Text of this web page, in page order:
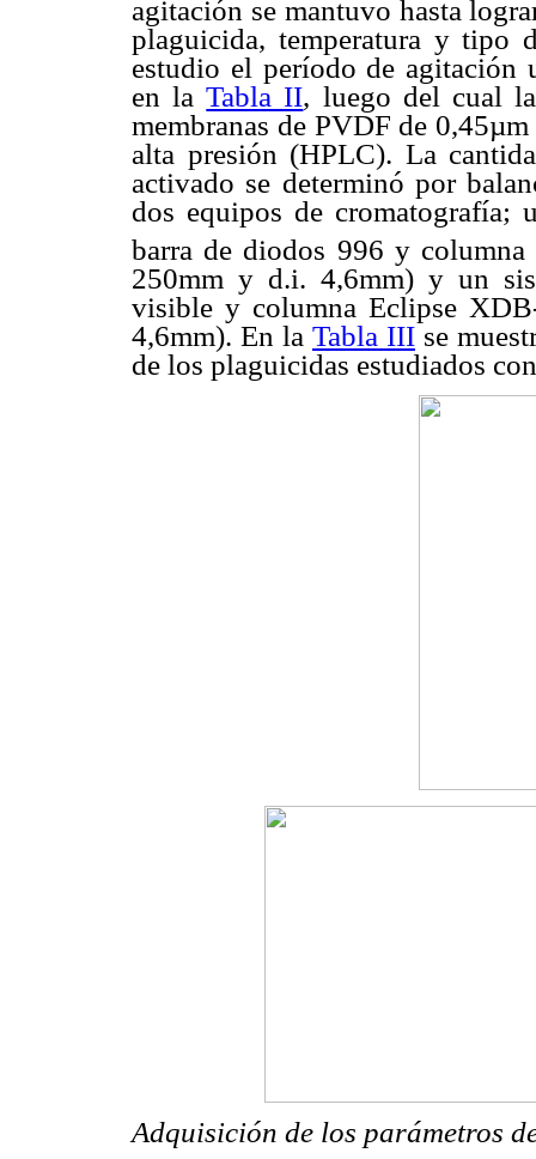
agitación se mantuvo hasta
plaguicida, temperatura y tipo
estudio el período de agitación
en laTabla II, luego del cual
membranas de PVDF de
alta presión (HPLC). La
activado se determinó por
dos equipos de cromatografía;
barra de diodos 996 y columna
250mm y d.i. 4,6mm) y un
visible y columna Eclipse
4,6mm). En la Tabla III se
de los plaguicidas estudiados
Adquisición de los parámetros